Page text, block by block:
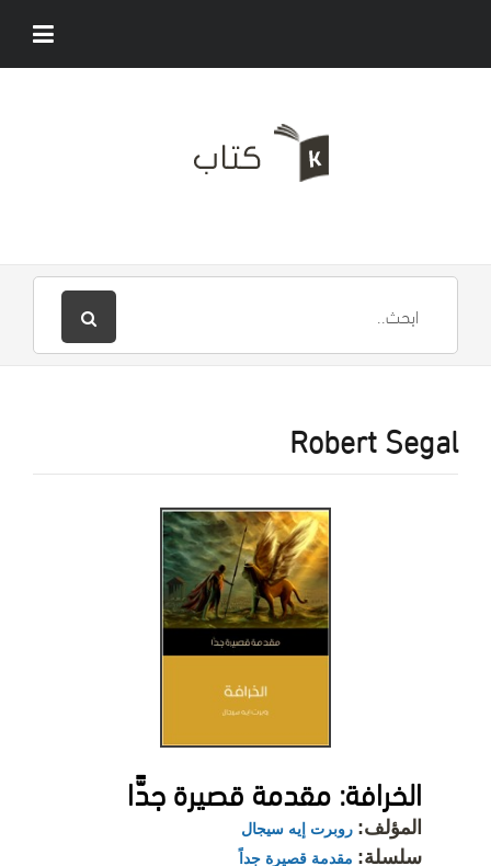
Robert Segal
الخرافة: مقدمة قصيرة جدًّا
المؤلف: روبرت إيه سيجال
سلسلة: مقدمة قصيرة جداً